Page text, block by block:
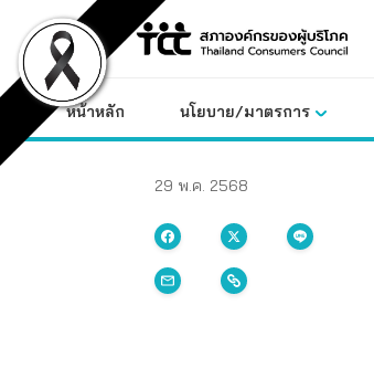
content
หน้าหลัก นโยบาย/มาตรการ
29 พ.ค. 2568